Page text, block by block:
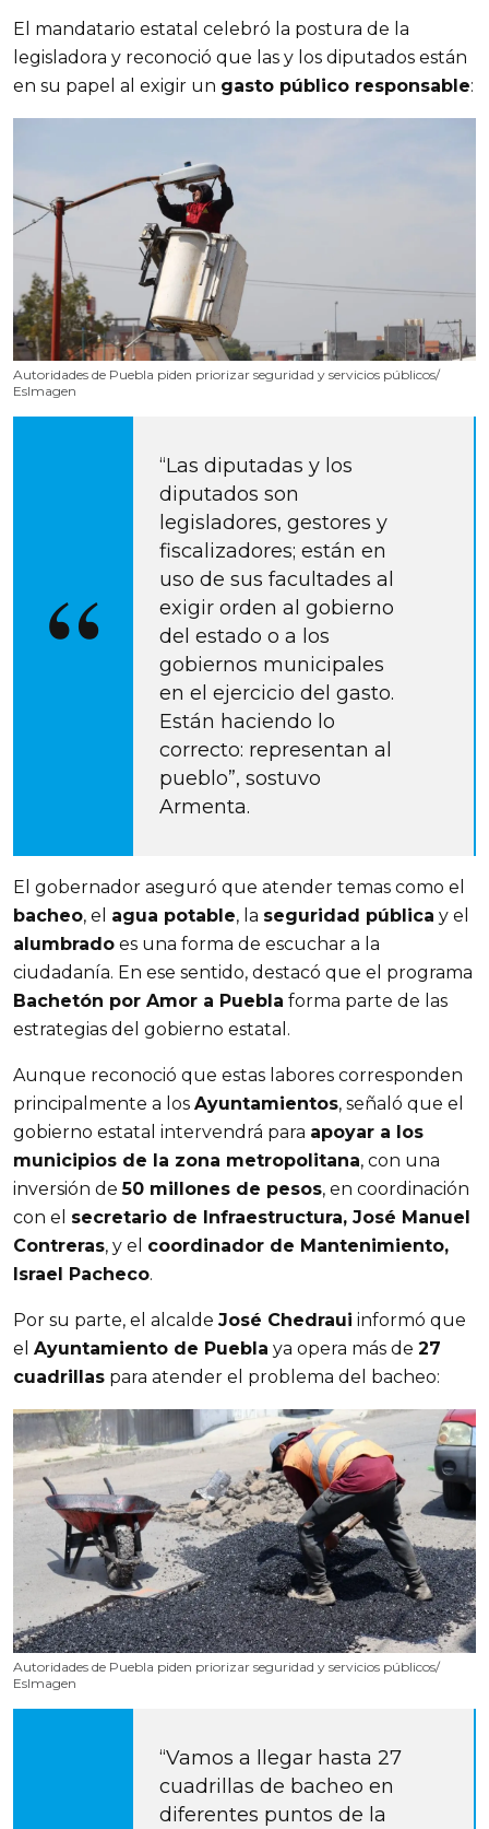
El mandatario estatal celebró la postura de la
legisladora y reconoció que las y los diputados están
en su papel al exigir un gasto público responsable:
Autoridades de Puebla piden priorizar seguridad y servicios públicos/
EsImagen
“Las diputadas y los
diputados son
legisladores, gestores y
fiscalizadores; están en
uso de sus facultades al
exigir orden al gobierno
del estado o a los
gobiernos municipales
en el ejercicio del gasto.
Están haciendo lo
correcto: representan al
pueblo”, sostuvo
Armenta.
bacheo, el agua potable, la seguridad pública
alumbrado es una forma de escuchar a la
Bachetón por Amor a Puebla forma parte de las
estrategias del gobierno estatal.
Aunque reconoció que estas labores corresponden
principalmente a los Ayuntamientos, señaló que el
gobierno estatal intervendrá para apoyar a los
municipios de la zona metropolitana, con una
inversión de 50 millones de pesos, en coordinación
con el secretario de Infraestructura, José Manuel
Contreras, y el coordinador de Mantenimiento,
Israel Pacheco.
Por su parte, el alcalde José Chedraui informó que
el Ayuntamiento de Puebla ya opera más de 27
cuadrillas para atender el problema del bacheo:
Autoridades de Puebla piden priorizar seguridad y servicios públicos/
EsImagen
“Vamos a llegar hasta 27
cuadrillas de bacheo en
diferentes puntos de la